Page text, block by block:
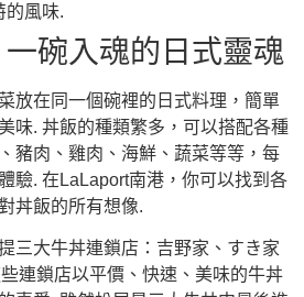
的風味.
碗入魂的日式靈魂
放在同一個碗裡的日式料理，簡單
味. 丼飯的種類繁多，可以搭配各種
豬肉、雞肉、海鮮、蔬菜等等，每
驗. 在LaLaport南港，你可以找到各
丼飯的所有想像.
三大牛丼連鎖店：吉野家、すき家
些連鎖店以平價、快速、美味的牛丼